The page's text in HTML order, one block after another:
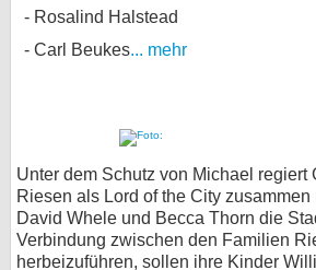
Rosalind Halstead
Carl Beukes... mehr
Unter dem Schutz von Michael regiert
Riesen als Lord of the City
David Whele und Becca Thorn die
Verbindung zwischen den Familien
herbeizuführen, sollen ihre Kinder